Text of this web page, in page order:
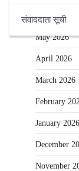
संवाददाता सूची
June 2026
May 2026
April 2026
March 2026
February
January 2026
December
November